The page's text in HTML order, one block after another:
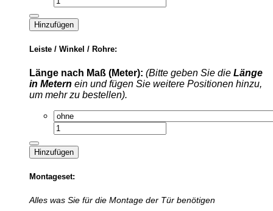
Hinzufügen
Leiste / Winkel / Rohre:
Länge nach Maß (Meter): (Bitte geben Sie die Länge
in Metern ein und fügen Sie weitere Positionen hinzu,
um mehr zu bestellen).
Hinzufügen
Montageset:
Alles was Sie für die Montage der Tür benötigen